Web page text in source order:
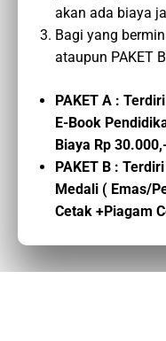
akan ada biaya
Bagi yang
ataupun PAKET
PAKET A :
E-Book
Biaya Rp
PAKET B :
Medali ( Emas/
Cetak +Piagam